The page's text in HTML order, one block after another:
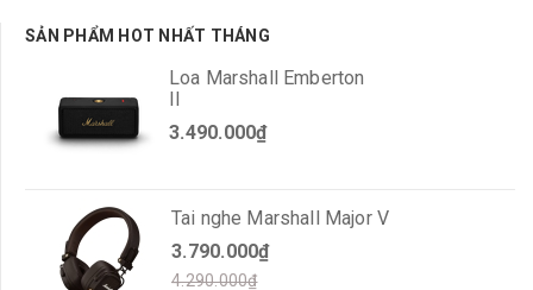
SẢN PHẨM HOT NHẤT THÁNG
Loa Marshall Emberton
II
3.490.000₫
Tai nghe Marshall Major V
3.790.000₫
4.290.000₫